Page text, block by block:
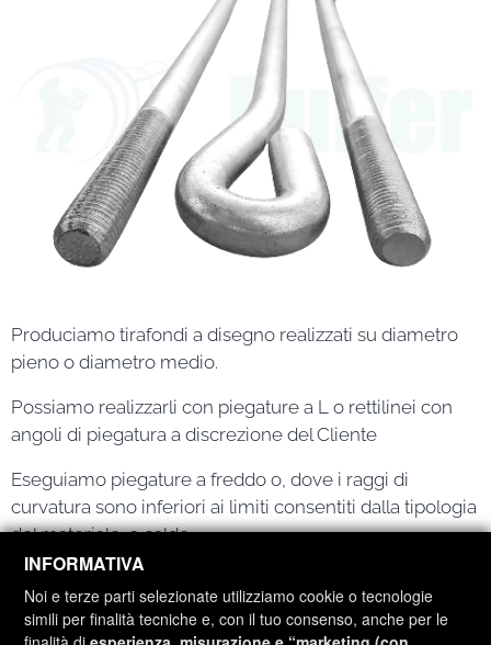
INFORMATIVA
Noi e terze parti selezionate utilizziamo cookie o tecnologie
simili per finalità tecniche e, con il tuo consenso, anche per le
Produciamo tirafondi a disegno realizzati su diametro
pieno o diametro medio.
Possiamo realizzarli con piegature a L o rettilinei con
angoli di piegatura a discrezione del Cliente
Eseguiamo piegature a freddo o, dove i raggi di
curvatura sono inferiori ai limiti consentiti dalla tipologia
del materiale, a caldo
B7 e in acciai strutturali nelle varie tipologie S235, S275
e S355